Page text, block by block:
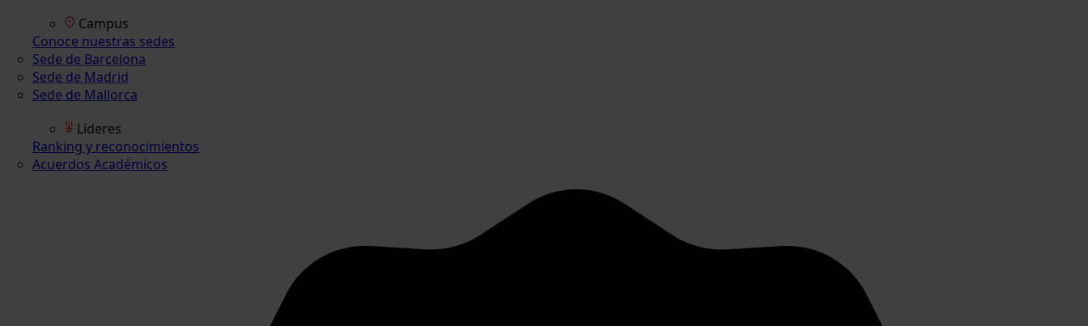
Campus
Conoce nuestras sedes
Sede de Barcelona
Sede de Madrid
Sede de Mallorca
Líderes
Ranking y reconocimientos
Acuerdos Académicos